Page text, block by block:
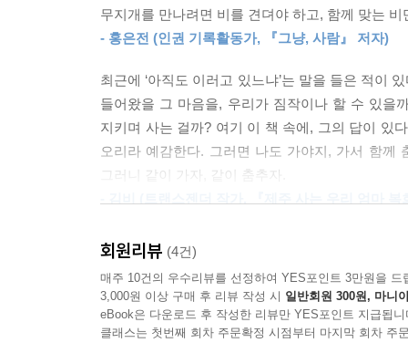
여성 동성애자가 자신의 몸 자체를 긍정할 수 없
흔했다. 평소에 발랄하게 잘 웃던 20대 게이는 내
과 섞여 있었다. 하지만, 그럴 리가 있겠는가. 이런
인 아버지 때문에 레즈비언이 되고, 냉정한 어머
사람을 알고 있다. 이성애자들은 그 누구도 가정
말하지 않는다. 하지만 동성애를 혐오하는 사회에
---「괜찮아요, 당신이 당신이어도」중에서
니라 불편한 거예요.” 불행하다고 지적하면 그 책
있어 휠체어가 들어갈 수 없다면 이건 불편한 일
실을 두고 장애인의 삶은 불행하다고 말한다면 책
---「불편과 불행을 구분해주세요」중에서
“전환해야 하는 건 당신입니다”
차별과 혐오에 웃으면서 화내는 방법
“혐오가 전략이 되고 신념이 폭력이 되는 현실에
말한다. 그는 수없이 혐오 발언을 마주하더라도
깨닫게 만든다. 레즈비언으로 커밍아웃한 뒤로
동성애자가 이성애자가 되지 않듯 이성애자가
바꿔 준다’는 트랜스젠더 혐오에는 ‘성별이란 애
편견은 대부분 ‘이성애(와 시스젠더)를 빼놓고’
것만으로 대부분 넘어설 수 있다고 말한다.
무지개를 만나려면 비를 견뎌야 하고, 함께 맞는
- 홍은전 (인권 기록활동가, 『그냥, 사람』 저자)
최근에 ‘아직도 이러고 있느냐’는 말을 들은 적이
들어왔을 그 마음을, 우리가 짐작이나 할 수 있을
지키며 사는 걸까? 여기 이 책 속에, 그의 답이 있
오리라 예감한다. 그러면 나도 가야지, 가서 함께
그러니 같이 가자, 같이 춤추자.
회원리뷰 (4건)
매주 10건의 우수리뷰를 선정하여 YES포인트 3만원을 드
3,000원 이상 구매 후 리뷰 작성 시 일반회원 300원, 마니
eBook은 다운로드 후 작성한 리뷰만 YES포인트 지급됩니
클래스는 첫번째 회차 주문확정 시점부터 마지막 회차 주